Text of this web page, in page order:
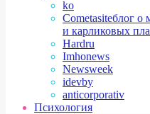
ko
Cometasiteблог о
и карликовых
Hardru
Imhonews
Newsweek
idevby
anticorporativ
Психология